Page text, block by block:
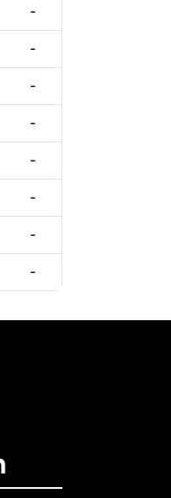
-
-
-
-
-
-
-
-